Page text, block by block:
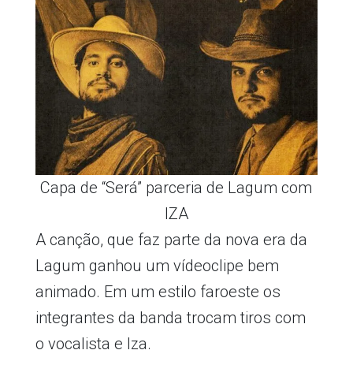
Capa de “Será” parceria de Lagum com
IZA
A canção, que faz parte da nova era da
Lagum ganhou um vídeoclipe bem
animado. Em um estilo faroeste os
integrantes da banda trocam tiros com
o vocalista e Iza.